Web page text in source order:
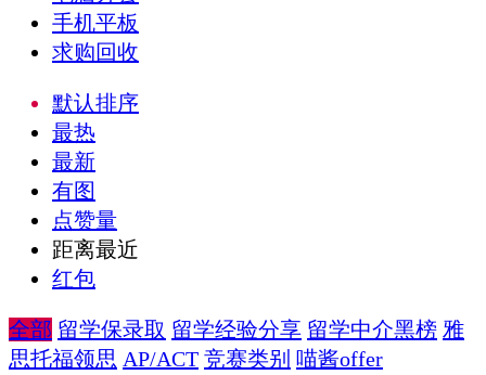
手机平板
求购回收
默认排序
最热
最新
有图
点赞量
距离最近
红包
全部 留学保录取 留学经验分享 留学中介黑榜 雅
思托福领思 AP/ACT 竞赛类别 喵酱offer